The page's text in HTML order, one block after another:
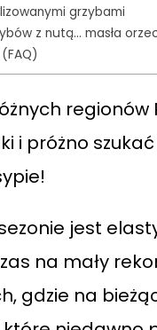
grzybami
z nutą… masła
i próżno
jest
na mały
gdzie na